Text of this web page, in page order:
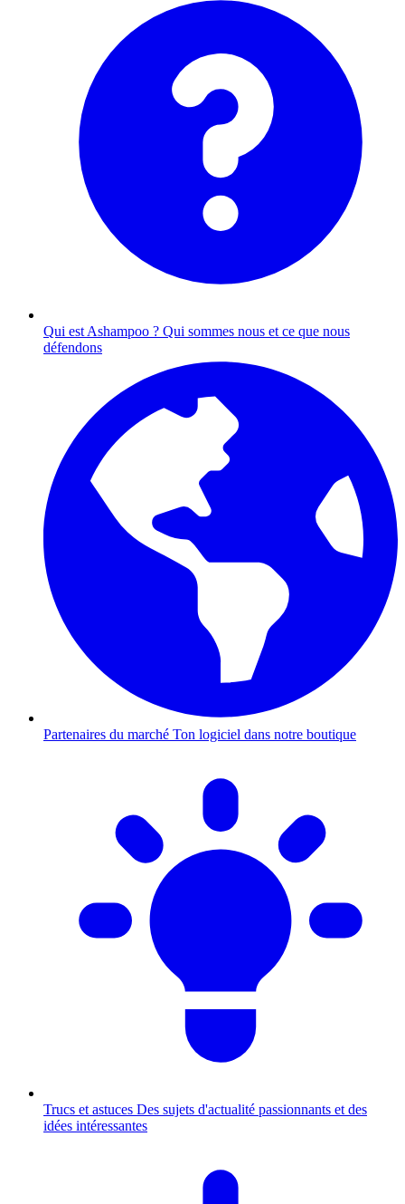
Qui est Ashampoo ? Qui sommes nous et ce que nous
défendons
Partenaires du marché Ton logiciel dans notre boutique
Trucs et astuces Des sujets d'actualité passionnants et des
idées intéressantes